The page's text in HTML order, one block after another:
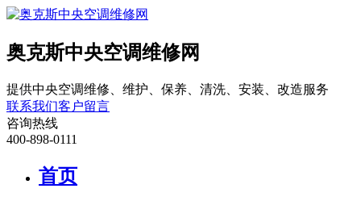
奥克斯中央空调维修网
提供中央空调维修、维护、保养、清洗、安装、改造服务
联系我们客户留言
咨询热线
400-898-0111
首页